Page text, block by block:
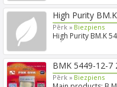
High Purity
Pērk »Biezpiens
High Purity BM.K
Oil (Sig...
BMK 5449-12-7
Pērk » Biezpiens